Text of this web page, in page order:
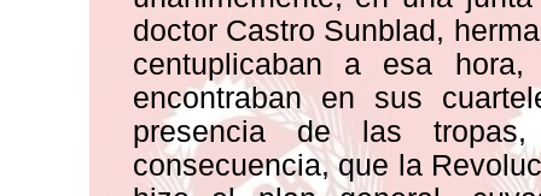
doctor Castro Sunblad,
centuplicaban a esa
encontraban en sus
presencia de las
consecuencia, que la